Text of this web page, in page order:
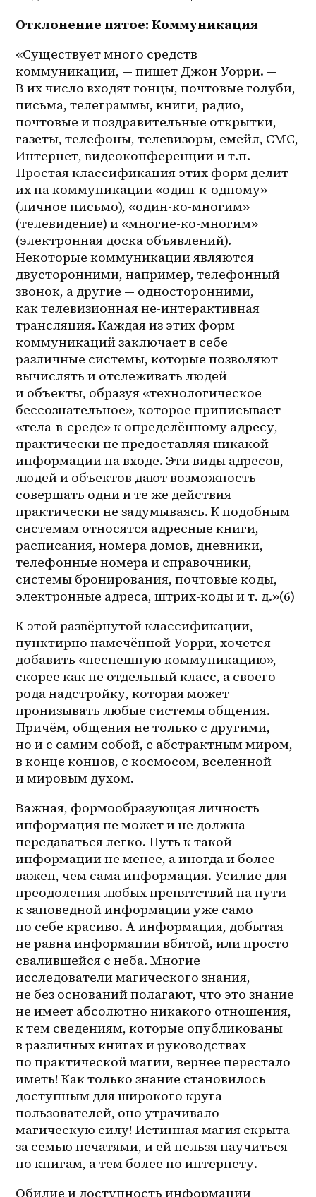
Отклонение пятое: Коммуникация
«Существует много средств
коммуникации, — пишет Джон Уорри. —
В их число входят гонцы, почтовые голуби,
письма, телеграммы, книги, радио,
почтовые и поздравительные открытки,
газеты, телефоны, телевизоры, емейл, СМС,
Интернет, видеоконференции и т.п.
Простая классификация этих форм делит
их на коммуникации «один-к-одному»
(личное письмо), «один-ко-многим»
(телевидение) и «многие-ко-многим»
(электронная доска объявлений).
Некоторые коммуникации являются
двусторонними, например, телефонный
звонок, а другие — односторонними,
как телевизионная не-интерактивная
трансляция. Каждая из этих форм
коммуникаций заключает в себе
различные системы, которые позволяют
вычислять и отслеживать людей
и объекты, образуя «технологическое
бессознательное», которое приписывает
«тела-в-среде» к определённому адресу,
практически не предоставляя никакой
информации на входе. Эти виды адресов,
людей и объектов дают возможность
совершать одни и те же действия
практически не задумываясь. К подобным
системам относятся адресные книги,
расписания, номера домов, дневники,
телефонные номера и справочники,
системы бронирования, почтовые коды,
электронные адреса, штрих-коды и т. д.»(6)
К этой развёрнутой классификации,
пунктирно намечённой Уорри, хочется
добавить «неспешную коммуникацию»,
скорее как не отдельный класс, а своего
рода надстройку, которая может
пронизывать любые системы общения.
Причём, общения не только с другими,
но и с самим собой, с абстрактным миром,
в конце концов, с космосом, вселенной
и мировым духом.
Важная, формообразующая личность
информация не может и не должна
передаваться легко. Путь к такой
информации не менее, а иногда и более
важен, чем сама информация. Усилие для
преодоления любых препятствий на пути
к заповедной информации уже само
по себе красиво. А информация, добытая
не равна информации вбитой, или просто
свалившейся с неба. Многие
исследователи магического знания,
не без оснований полагают, что это знание
не имеет абсолютно никакого отношения,
к тем сведениям, которые опубликованы
в различных книгах и руководствах
по практической магии, вернее перестало
иметь! Как только знание становилось
доступным для широкого круга
пользователей, оно утрачивало
магическую силу! Истинная магия скрыта
за семью печатями, и ей нельзя научиться
по книгам, а тем более по интернету.
Обилие и доступность информации